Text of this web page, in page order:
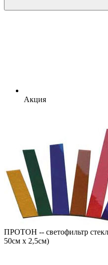
Акция
ПРОТОН -- cветофильтр
50см х 2,5см)